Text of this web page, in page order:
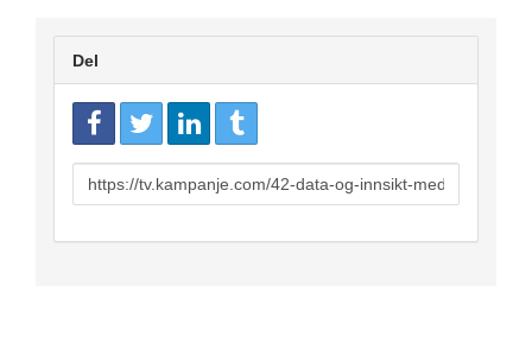
Del
URL
to